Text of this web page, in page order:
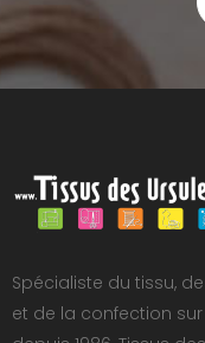
Spécialiste du tissu,
et de la confection